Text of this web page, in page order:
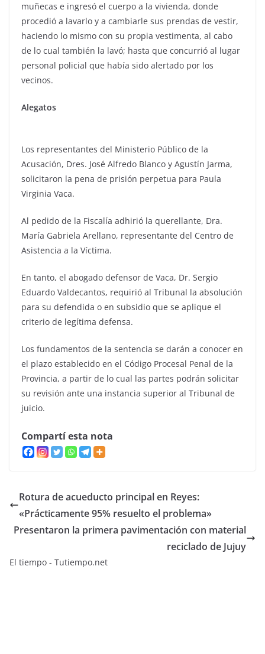
muñecas e ingresó el cuerpo a la vivienda, donde
procedió a lavarlo y a cambiarle sus prendas de vestir,
haciendo lo mismo con su propia vestimenta, al cabo
de lo cual también la lavó; hasta que concurrió al lugar
personal policial que había sido alertado por los
vecinos.
Alegatos
Los representantes del Ministerio Público de la
Acusación, Dres. José Alfredo Blanco y Agustín Jarma,
solicitaron la pena de prisión perpetua para Paula
Virginia Vaca.
Al pedido de la Fiscalía adhirió la querellante, Dra.
María Gabriela Arellano, representante del Centro de
Asistencia a la Víctima.
En tanto, el abogado defensor de Vaca, Dr. Sergio
Eduardo Valdecantos, requirió al Tribunal la absolución
para su defendida o en subsidio que se aplique el
criterio de legítima defensa.
Los fundamentos de la sentencia se darán a conocer en
el plazo establecido en el Código Procesal Penal de la
Provincia, a partir de lo cual las partes podrán solicitar
su revisión ante una instancia superior al Tribunal de
juicio.
Compartí esta nota
Rotura de acueducto principal en Reyes:
«Prácticamente 95% resuelto el problema»
Presentaron la primera pavimentación con material
reciclado de Jujuy
El tiempo - Tutiempo.net